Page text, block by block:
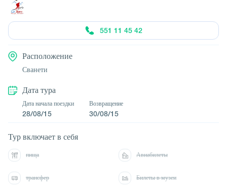
551 11 45 42
Расположение
Сванети
Дата тура
Дата начала поездки
28/08/15
Возвращение
30/08/15
Тур включает в себя
пища Авиабилеты
трансфер Билеты в музеи